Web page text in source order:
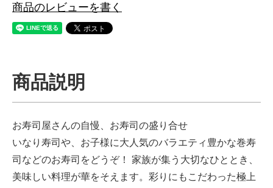
商品のレビューを書く
商品説明
お寿司屋さんの自慢、お寿司の盛り合せ
いなり寿司や、お子様に大人気のバラエティ豊かな巻寿
司などのお寿司をどうぞ！ 家族が集う大切なひととき、
美味しい料理が華をそえます。彩りにもこだわった極上